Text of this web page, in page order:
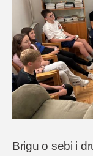
Brigu o sebi i